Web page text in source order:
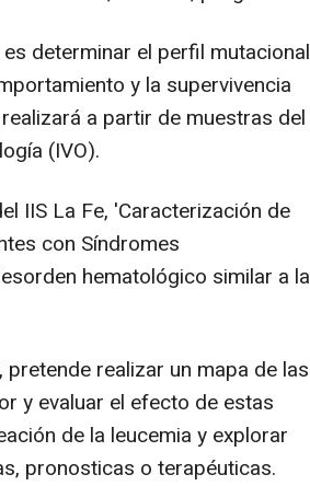
determinar el perfil mutacional
y la supervivencia
a partir de muestras del
(IVO).
IIS La Fe, 'Caracterización de
con Síndromes
hematológico similar a la
realizar un mapa de las
y evaluar el efecto de estas
de la leucemia y explorar
pronosticas o terapéuticas.